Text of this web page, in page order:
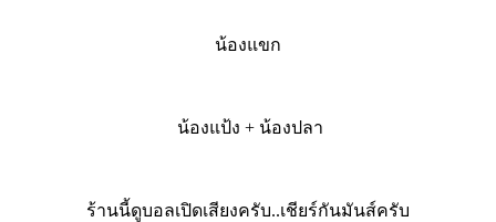
น้องแขก
น้องแป้ง + น้องปลา
ร้านนี้ดูบอลเปิดเสียงครับ..เชียร์กันมันส์ครับ